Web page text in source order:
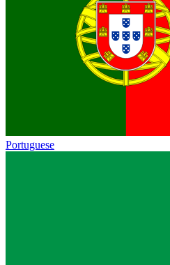
Portuguese